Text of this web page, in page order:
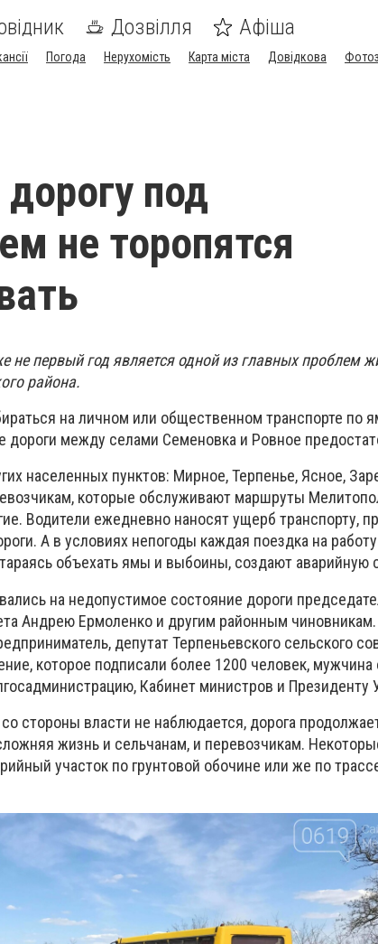
Дозвілля Афіша
Погода Нерухомість Карта міста Довідкова
под
не торопятся
не первый год является одной из главных проблем
района.
на личном или общественном транспорте по
дороги между селами Семеновка и Ровное
населенных пунктов: Мирное, Терпенье, Ясное,
которые обслуживают маршруты
Водители ежедневно наносят ущерб транспорту,
А в условиях непогоды каждая поездка на
объехать ямы и выбоины, создают аварийную
на недопустимое состояние дороги
Андрею Ермоленко и другим районным
депутат Терпеньевского сельского
которое подписали более 1200 человек, мужчина
Кабинет министров и Президенту
стороны власти не наблюдается, дорога
жизнь и сельчанам, и перевозчикам.
участок по грунтовой обочине или же по